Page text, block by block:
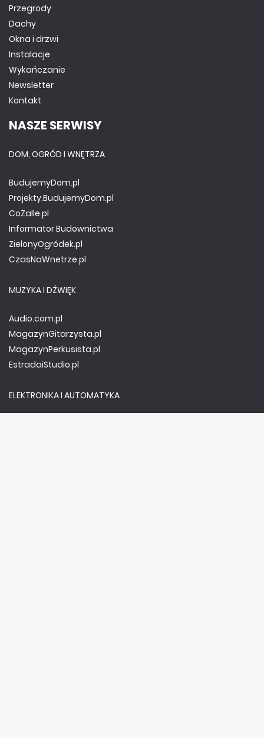
Przegrody
Dachy
Okna i drzwi
Instalacje
Wykańczanie
Newsletter
Kontakt
NASZE SERWISY
DOM, OGRÓD I WNĘTRZA
BudujemyDom.pl
Projekty.BudujemyDom.pl
CoZaIle.pl
Informator Budownictwa
ZielonyOgródek.pl
CzasNaWnetrze.pl
MUZYKA I DŹWIĘK
Audio.com.pl
MagazynGitarzysta.pl
MagazynPerkusista.pl
EstradaiStudio.pl
ELEKTRONIKA I AUTOMATYKA